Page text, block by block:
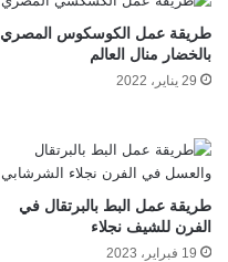
طريقة عمل الكوسكوس المصري
بالخضار منال العالم
29 يناير، 2022
طريقة عمل البط بالبرتقال في
الفرن للشيف نجلاء
19 فبراير، 2023